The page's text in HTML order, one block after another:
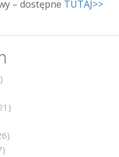
– dostępne TUTAJ>>